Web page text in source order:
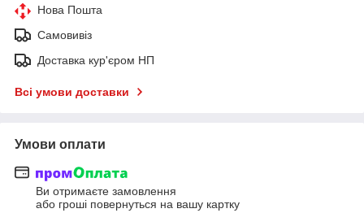
Нова Пошта
Самовивіз
Доставка кур'єром НП
Всі умови доставки
Умови оплати
Ви отримаєте замовлення
або гроші повернуться на вашу картку